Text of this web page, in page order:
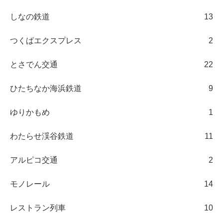
しなの鉄道 13
つくばエクスプレス 2
とさでん交通 22
ひたちなか海浜鉄道 9
ゆりかもめ 1
わたらせ渓谷鉄道 11
アルピコ交通 2
モノレール 14
レストラン列車 10